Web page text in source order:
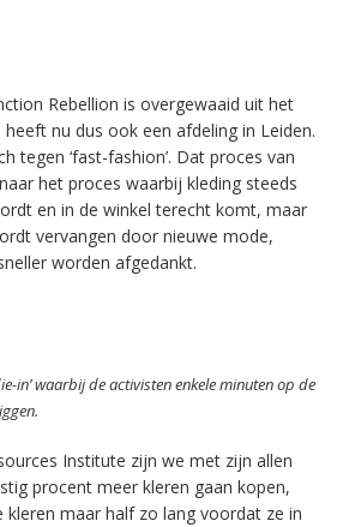
Rebellion is overgewaaid uit het
nu dus ook een afdeling in Leiden.
tegen ‘fast-fashion’. Dat proces van
het proces waarbij kleding steeds
en in de winkel terecht komt, maar
vervangen door nieuwe mode,
worden afgedankt.
in’ waarbij de activisten enkele minuten op de
Institute zijn we met zijn allen
procent meer kleren gaan kopen,
kleren maar half zo lang voordat ze in